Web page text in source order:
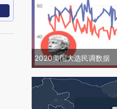
2020美国大选民调数据